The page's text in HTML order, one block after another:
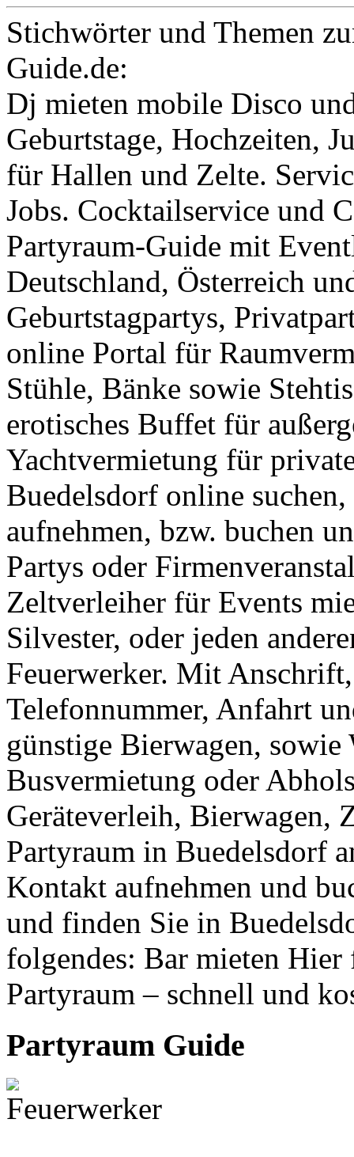
Stichwörter und Themen
Guide.de:
Dj mieten mobile Disco
Geburtstage, Hochzeiten,
für Hallen und Zelte.
Jobs. Cocktailservice und
Partyraum-Guide mit
Deutschland, Österreich
Geburtstagpartys,
online Portal für
Stühle, Bänke sowie
erotisches Buffet für
Yachtvermietung für
Buedelsdorf online
aufnehmen, bzw. buchen
Partys oder
Zeltverleiher für Events
Silvester, oder jeden
Feuerwerker. Mit
Telefonnummer, Anfahrt
günstige Bierwagen,
Busvermietung oder
Geräteverleih, Bierwagen,
Partyraum in Buedelsdorf
Kontakt aufnehmen und
und finden Sie in
folgendes: Bar mieten
Partyraum – schnell und
Partyraum Guide